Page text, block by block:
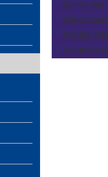
客户五一验
烟风管道波
不锈钢补偿
热烈祝贺公